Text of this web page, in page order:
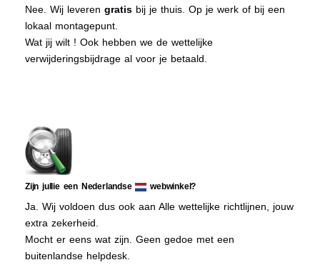
Nee. Wij leveren gratis bij je thuis. Op je werk of bij een
lokaal montagepunt.
Wat jij wilt ! Ook hebben we de wettelijke
verwijderingsbijdrage al voor je betaald.
Zijn jullie een Nederlandse webwinkel?
Ja. Wij voldoen dus ook aan Alle wettelijke richtlijnen, jouw
extra zekerheid.
Mocht er eens wat zijn. Geen gedoe met een
buitenlandse helpdesk.